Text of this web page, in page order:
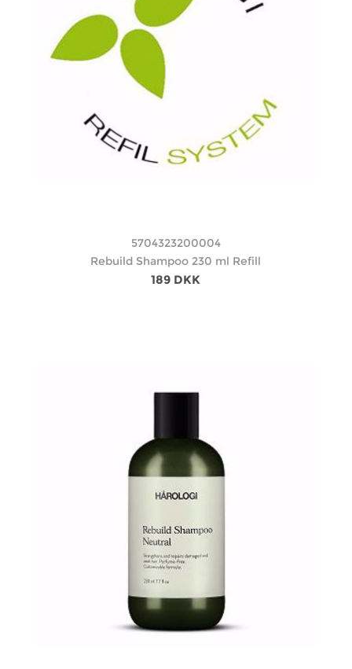
5704323200004
Rebuild Shampoo 230 ml Refill
189 DKK